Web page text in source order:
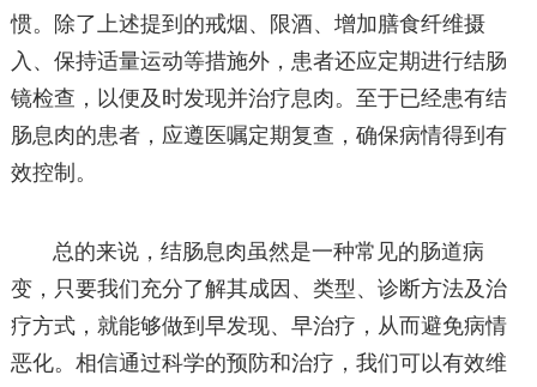
惯。除了上述提到的戒烟、限酒、增加膳食纤维摄
入、保持适量运动等措施外，患者还应定期进行结肠
镜检查，以便及时发现并治疗息肉。至于已经患有结
肠息肉的患者，应遵医嘱定期复查，确保病情得到有
效控制。
总的来说，结肠息肉虽然是一种常见的肠道病
变，只要我们充分了解其成因、类型、诊断方法及治
疗方式，就能够做到早发现、早治疗，从而避免病情
恶化。相信通过科学的预防和治疗，我们可以有效维